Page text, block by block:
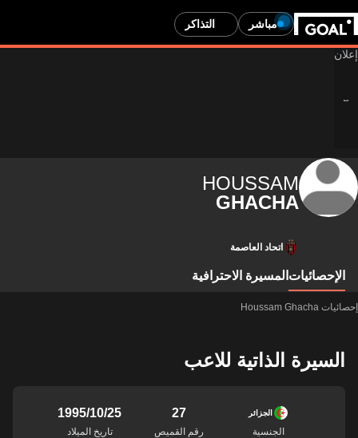
مباشر التذاكر
HOUSSAM
GHACHA
اتحاد العاصمة
الإحصائيات المسيرة الاحترافية
إحصائيات Houssam Ghacha
السيرة الذاتية للاعب
الجزائر
الجنسية
27
رقم القميص
25‏/10‏/1995
تاريخ الميلاد